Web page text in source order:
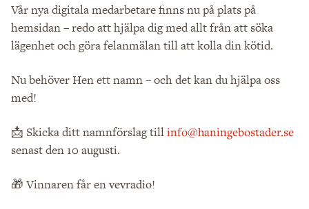
Vår nya digitala medarbetare finns nu på plats på
hemsidan – redo att hjälpa dig med allt från att söka
lägenhet och göra felanmälan till att kolla din kötid.
Nu behöver Hen ett namn – och det kan du hjälpa oss
med!
📩 Skicka ditt namnförslag tillinfo@haningebostader.se
senast den 10 augusti.
🎁 Vinnaren får envevradio!